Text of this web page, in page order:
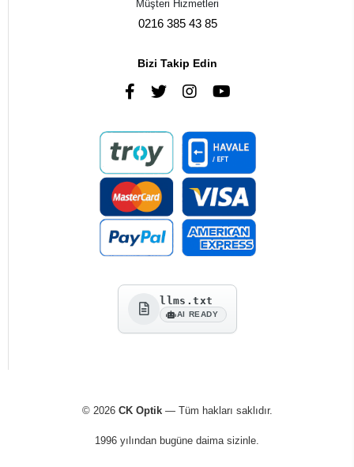
Müşteri Hizmetleri
0216 385 43 85
Bizi Takip Edin
llms.txt
AI READY
© 2026 CK Optik— Tüm hakları saklıdır.
1996 yılından bugüne daima sizinle.